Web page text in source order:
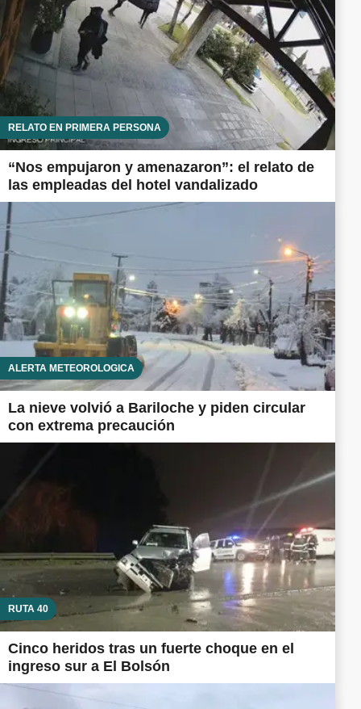
RELATO EN PRIMERA PERSONA
“Nos empujaron y amenazaron”: el relato de
las empleadas del hotel vandalizado
ALERTA METEOROLÓGICA
La nieve volvió a Bariloche y piden circular
con extrema precaución
RUTA 40
Cinco heridos tras un fuerte choque en el
ingreso sur a El Bolsón